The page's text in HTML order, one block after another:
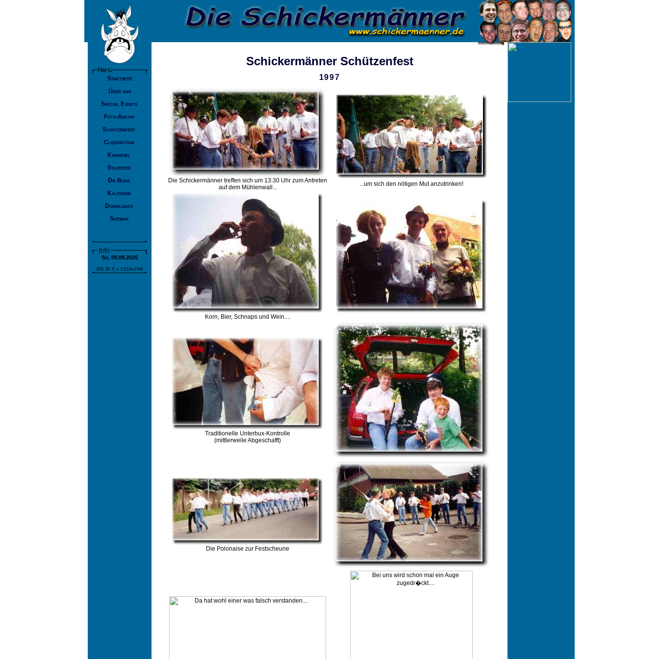
So, 09.08.2026
MS IE 5.x 1024x768
Schickermänner Schützenfest
1997
Die Schickermänner treffen sich um 13:30 Uhr zum Antreten
auf dem Mühlenwall...
...um sich den nötigen Mut anzutrinken!
Korn, Bier, Schnaps und Wein....
Traditionelle Unterbux-Kontrolle
(mittlerweile Abgeschafft)
Die Polonaise zur Festscheune
Startseite
Über uns
Special Events
Foto-Archiv
Schützenfest
Cliquentour
Karneval
Sylvester
Die Bude
Kalender
Downloads
Sitemap